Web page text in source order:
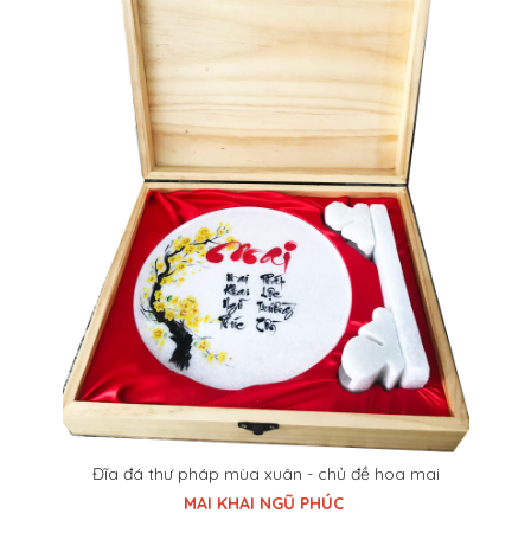
Đĩa đá thư pháp mùa xuân - chủ đề hoa mai
MAI KHAI NGŨ PHÚC